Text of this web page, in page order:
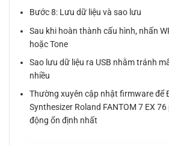
Bước 8: Lưu dữ liệu và sao lưu
Sau khi hoàn thành cấu hình, nhấn
hoặc Tone
Sao lưu dữ liệu ra USB nhằm tránh
nhiều
Thường xuyên cập nhật firmware để
Synthesizer Roland FANTOM 7 EX
động ổn định nhất